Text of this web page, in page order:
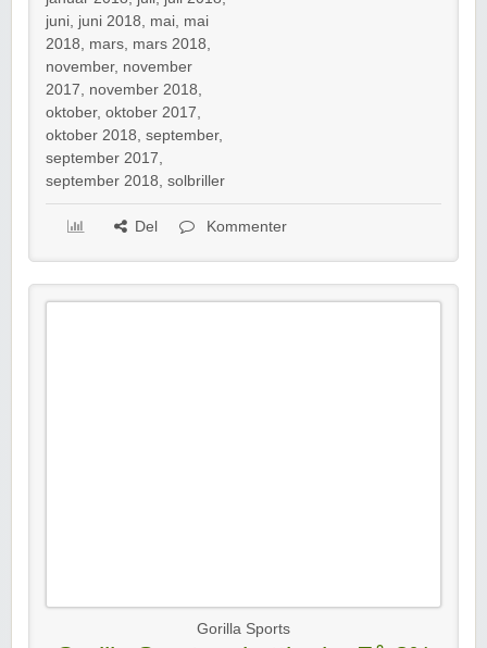
juni, juni 2018, mai, mai
2018, mars, mars 2018,
november, november
2017, november 2018,
oktober, oktober 2017,
oktober 2018, september,
september 2017,
september 2018, solbriller
Del Kommenter
Gorilla Sports